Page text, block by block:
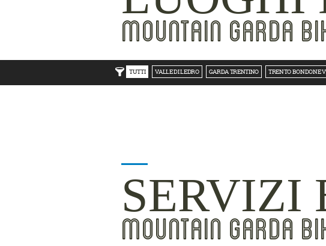
MOUNTAIN GARDA
TUTTI VALLE DI LEDRO GARDA TRENTINO TRENTO BONDONE
SERVIZI
MOUNTAIN GARDA